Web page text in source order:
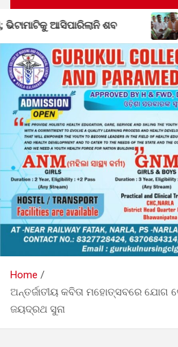
ବିରଞ୍ଚିପୁର ପଞ୍ଚାୟତରେ ବିଜେଡିର
Home
ଅନ୍ତର୍ଜାତୀୟ କବିତା ମହୋତ୍ସବରେ ଯୋଗ
ଜୟଦ୍ରଥ ସୁନା